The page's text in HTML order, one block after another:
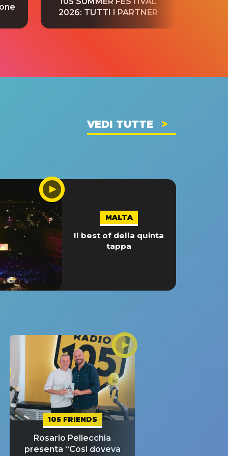
2026: TUTTI I PARTNER
VEDI TUTTE
MALTA
Il best of della quinta
tappa
105 FRIENDS
Rosario Pellecchia
presenta “Così doveva